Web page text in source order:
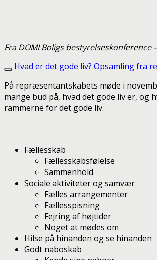
Fra DOMI Boligs bestyrelseskonference
Hvad er det gode liv? Opsamling fra
På repræsentantskabets møde i
mange bud på, hvad det gode liv er, og
rammerne for det gode liv.
Fællesskab
Fællesskabsfølelse
Sammenhold
Sociale aktiviteter og samvær
Fælles arrangementer
Fællesspisning
Fejring af højtider
Noget at mødes om
Hilse på hinanden og se hinanden
Godt naboskab